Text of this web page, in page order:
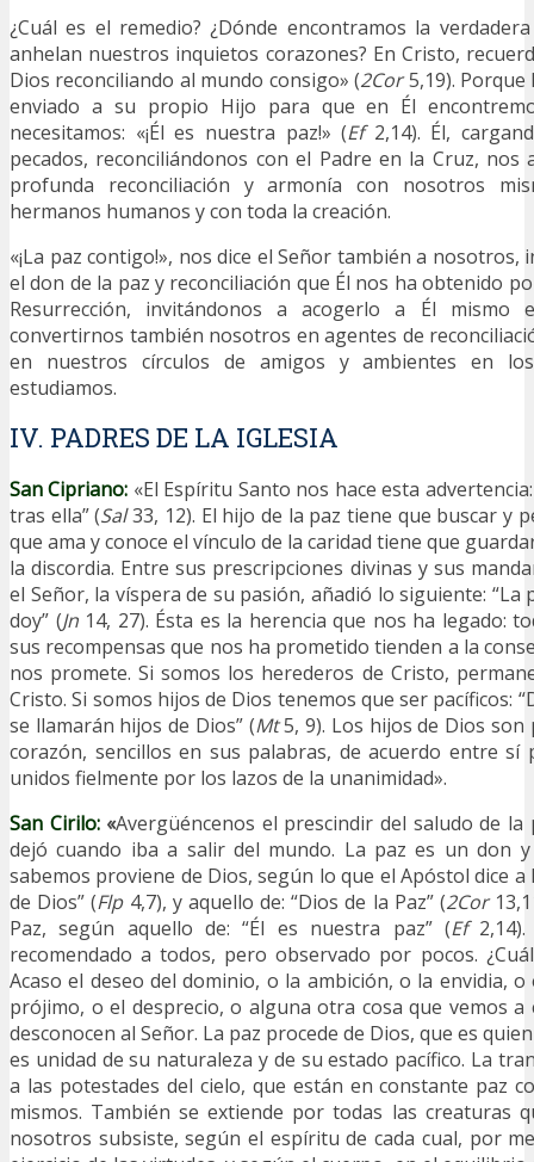
¿Cuál es el remedio? ¿Dónde encontramos la
anhelan nuestros inquietos corazones? En Cristo,
Dios reconciliando al mundo consigo» (2Cor5,19). Porque
enviado a su propio Hijo para que en Él
necesitamos: «¡Él es nuestra paz!» (Ef2,14). Él,
pecados, reconciliándonos con el Padre en la Cruz, nos
profunda reconciliación y armonía con nosotros
hermanos humanos y con toda la creación.
«¡La paz contigo!», nos dice el Señor también a nosotros,
el don de la paz y reconciliación que Él nos ha obtenido
Resurrección, invitándonos a acogerlo a Él mismo
convertirnos también nosotros en agentes de
en nuestros círculos de amigos y ambientes en
estudiamos.
IV. PADRES DE LA IGLESIA
SanCipriano: «El Espíritu Santo nos hace esta
tras ella” (Sal33, 12). El hijo de la paz tiene que buscar y
que ama y conoce el vínculo de la caridad tiene que
la discordia. Entre sus prescripciones divinas y sus
el Señor, la víspera de su pasión, añadió lo siguiente: “La
doy” (Jn14, 27). Ésta es la herencia que nos ha legado:
sus recompensas que nos ha prometido tienden a la
nos promete. Si somos los herederos de Cristo,
Cristo. Si somos hijos de Dios tenemos que ser pacíficos:
se llamarán hijos de Dios” (Mt5, 9). Los hijos de Dios son
corazón, sencillos en sus palabras, de acuerdo entre sí
unidos fielmente por los lazos de la unanimidad».
San Cirilo:«Avergüéncenos el prescindir del saludo de la
dejó cuando iba a salir del mundo. La paz es un don
sabemos proviene de Dios, según lo que el Apóstol dice a
de Dios” (Flp4,7), y aquello de: “Dios de la Paz” (2Cor
Paz, según aquello de: “Él es nuestra paz” (Ef
recomendado a todos, pero observado por pocos.
Acaso el deseo del dominio, o la ambición, o la envidia,
prójimo, o el desprecio, o alguna otra cosa que vemos a
desconocen al Señor. La paz procede de Dios, que es
es unidad de su naturaleza y de su estado pacífico. La
a las potestades del cielo, que están en constante paz
mismos. También se extiende por todas las creaturas
nosotros subsiste, según el espíritu de cada cual, por